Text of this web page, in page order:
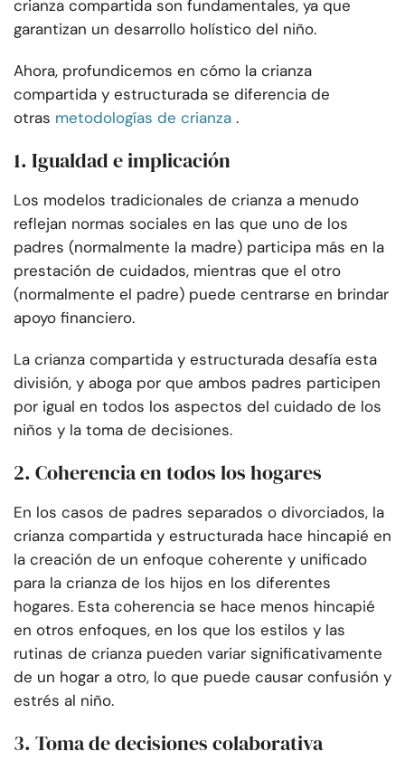
crianza compartida son fundamentales, ya que
garantizan un desarrollo holístico del niño.
Ahora, profundicemos en cómo la crianza
compartida y estructurada se diferencia de
otras metodologías de crianza .
1. Igualdad e implicación
Los modelos tradicionales de crianza a menudo
reflejan normas sociales en las que uno de los
padres (normalmente la madre) participa más en la
prestación de cuidados, mientras que el otro
(normalmente el padre) puede centrarse en brindar
apoyo financiero.
La crianza compartida y estructurada desafía esta
división, y aboga por que ambos padres participen
por igual en todos los aspectos del cuidado de los
niños y la toma de decisiones.
2. Coherencia en todos los hogares
En los casos de padres separados o divorciados, la
crianza compartida y estructurada hace hincapié en
la creación de un enfoque coherente y unificado
para la crianza de los hijos en los diferentes
hogares. Esta coherencia se hace menos hincapié
en otros enfoques, en los que los estilos y las
rutinas de crianza pueden variar significativamente
de un hogar a otro, lo que puede causar confusión y
estrés al niño.
3. Toma de decisiones colaborativa